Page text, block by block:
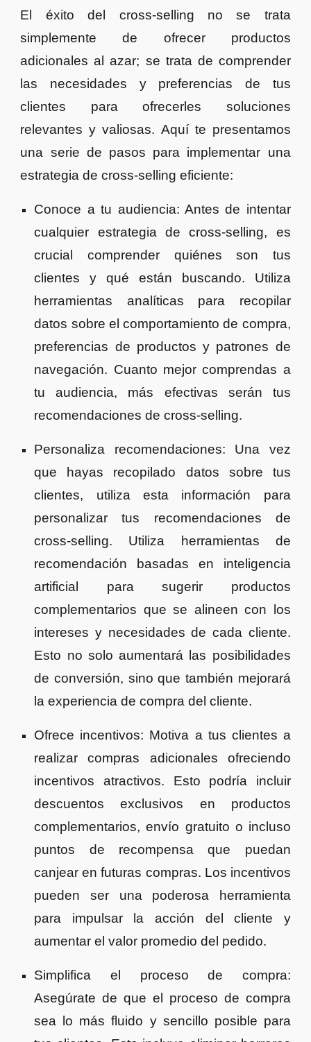
El éxito del cross-selling no se trata
simplemente de ofrecer productos
adicionales al azar; se trata de comprender
las necesidades y preferencias de tus
clientes para ofrecerles soluciones
relevantes y valiosas. Aquí te presentamos
una serie de pasos para implementar una
estrategia de cross-selling eficiente:
Conoce a tu audiencia: Antes de intentar
cualquier estrategia de cross-selling, es
crucial comprender quiénes son tus
clientes y qué están buscando. Utiliza
herramientas analíticas para recopilar
datos sobre el comportamiento de compra,
preferencias de productos y patrones de
navegación. Cuanto mejor comprendas a
tu audiencia, más efectivas serán tus
recomendaciones de cross-selling.
Personaliza recomendaciones: Una vez
que hayas recopilado datos sobre tus
clientes, utiliza esta información para
personalizar tus recomendaciones de
cross-selling. Utiliza herramientas de
recomendación basadas en inteligencia
artificial para sugerir productos
complementarios que se alineen con los
intereses y necesidades de cada cliente.
Esto no solo aumentará las posibilidades
de conversión, sino que también mejorará
la experiencia de compra del cliente.
Ofrece incentivos: Motiva a tus clientes a
realizar compras adicionales ofreciendo
incentivos atractivos. Esto podría incluir
descuentos exclusivos en productos
complementarios, envío gratuito o incluso
puntos de recompensa que puedan
canjear en futuras compras. Los incentivos
pueden ser una poderosa herramienta
para impulsar la acción del cliente y
aumentar el valor promedio del pedido.
Simplifica el proceso de compra:
Asegúrate de que el proceso de compra
sea lo más fluido y sencillo posible para